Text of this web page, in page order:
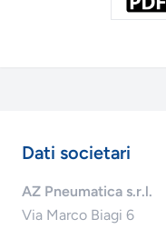
Dati societari
AZ Pneumatica s.r.l.
Via Marco Biagi 6